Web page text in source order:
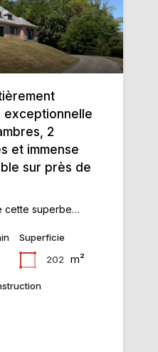
exceptionnelle
2
et immense
sur près de
cette superbe…
Superficie
202
m²